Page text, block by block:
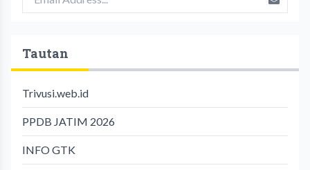
Tautan
Trivusi.web.id
PPDB JATIM 2026
INFO GTK